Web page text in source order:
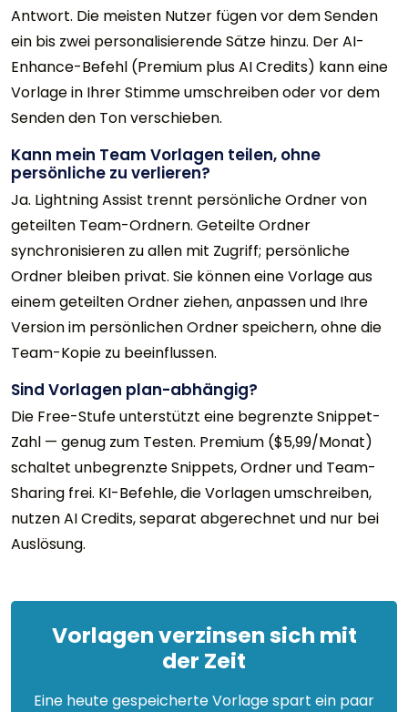
Antwort. Die meisten Nutzer fügen vor dem Senden
ein bis zwei personalisierende Sätze hinzu. Der AI-
Enhance-Befehl (Premium plus AI Credits) kann eine
Vorlage in Ihrer Stimme umschreiben oder vor dem
Senden den Ton verschieben.
Kann mein Team Vorlagen teilen, ohne
persönliche zu verlieren?
Ja. Lightning Assist trennt persönliche Ordner von
geteilten Team-Ordnern. Geteilte Ordner
synchronisieren zu allen mit Zugriff; persönliche
Ordner bleiben privat. Sie können eine Vorlage aus
einem geteilten Ordner ziehen, anpassen und Ihre
Version im persönlichen Ordner speichern, ohne die
Team-Kopie zu beeinflussen.
Sind Vorlagen plan-abhängig?
Die Free-Stufe unterstützt eine begrenzte Snippet-
Zahl — genug zum Testen. Premium ($5,99/Monat)
schaltet unbegrenzte Snippets, Ordner und Team-
Sharing frei. KI-Befehle, die Vorlagen umschreiben,
nutzen AI Credits, separat abgerechnet und nur bei
Auslösung.
Vorlagen verzinsen sich mit
der Zeit
Eine heute gespeicherte Vorlage spart ein paar